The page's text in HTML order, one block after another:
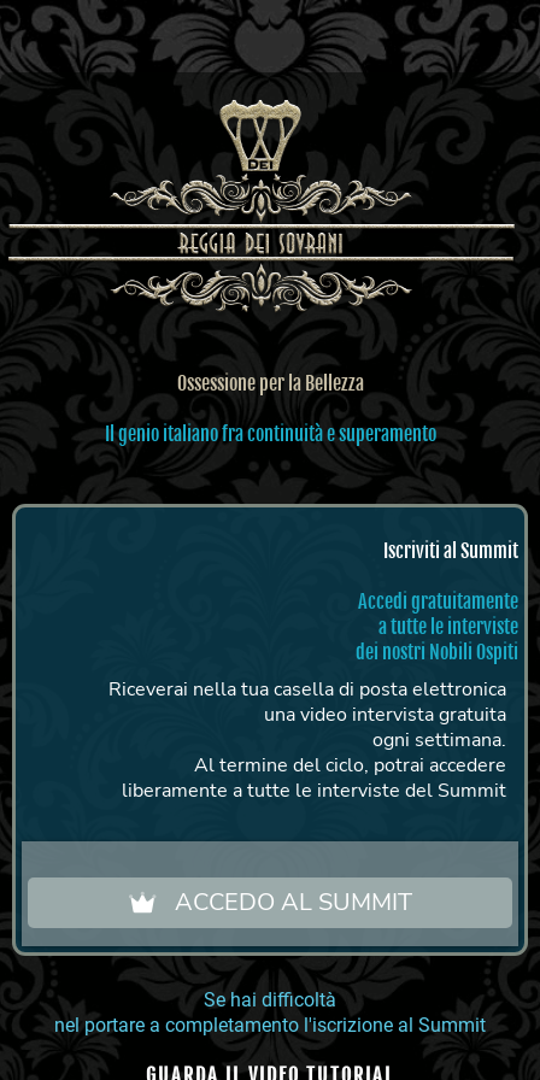
Ossessione per la Bellezza
Il genio italiano fra continuità e superamento
Iscriviti al Summit
Accedi gratuitamente
a tutte le interviste
dei nostri Nobili Ospiti
Riceverai nella tua casella di posta elettronica
una video intervista gratuita
ogni settimana.
Al termine del ciclo, potrai accedere
liberamente a tutte le interviste del Summit
ACCEDO AL SUMMIT
Se hai difficoltà
nel portare a completamento l'iscrizione al Summit